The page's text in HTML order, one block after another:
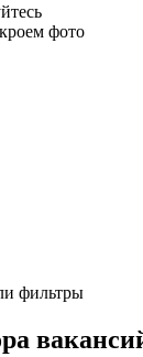
фото
фильтры